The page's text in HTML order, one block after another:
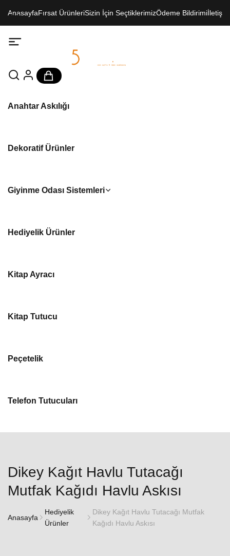
AnasayfaFırsat ÜrünleriSizin İçin SeçtiklerimizÖdeme Bildirimiİletişim
Anahtar Askılığı
Dekoratif Ürünler
Giyinme Odası Sistemleri
Hediyelik Ürünler
Kitap Ayracı
Kitap Tutucu
Peçetelik
Telefon Tutucuları
Dikey Kağıt Havlu Tutacağı
Mutfak Kağıdı Havlu Askısı
Anasayfa
Hediyelik
Ürünler
Dikey Kağıt Havlu Tutacağı Mutfak
Kağıdı Havlu Askısı